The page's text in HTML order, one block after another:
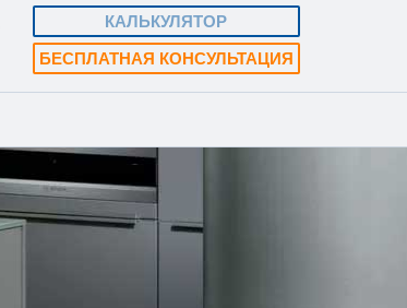
КАЛЬКУЛЯТОР
БЕСПЛАТНАЯ КОНСУЛЬТАЦИЯ